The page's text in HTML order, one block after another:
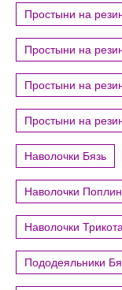
Простыни на
Простыни на
Простыни на
Простыни на
Наволочки Бязь
Наволочки Поплин
Наволочки
Пододеяльники